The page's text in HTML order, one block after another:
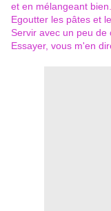
et en mélangeant bien.
Egoutter les pâtes et
Servir avec un peu de
Essayer, vous m'en